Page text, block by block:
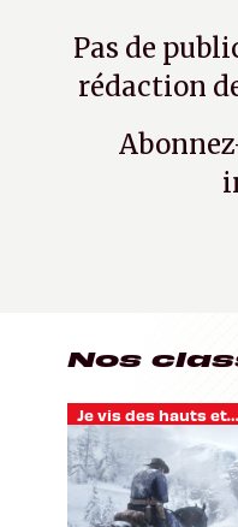
Pas de
rédaction
Nos
Je vis des hauts et des bas